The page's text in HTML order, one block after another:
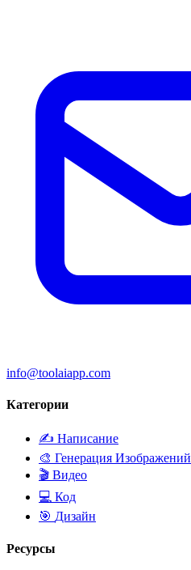
info@toolaiapp.com
Категории
✍️ Написание
🎨 Генерация Изображений
🎬 Видео
💻 Код
🎯 Дизайн
Ресурсы